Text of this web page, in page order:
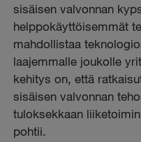
sisäisen valvonnan
helppokäyttöisemmät
mahdollistaa
laajemmalle joukolle
kehitys on, että
sisäisen valvonnan
tuloksekkaan
pohtii.